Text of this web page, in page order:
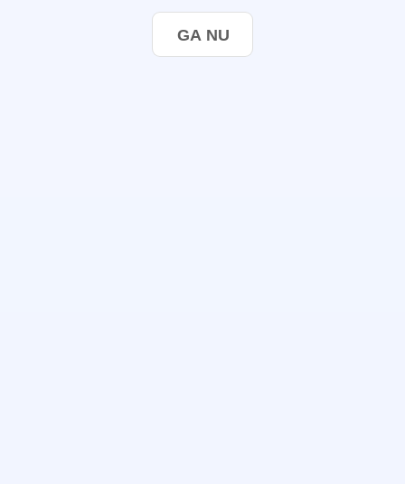
GA NU